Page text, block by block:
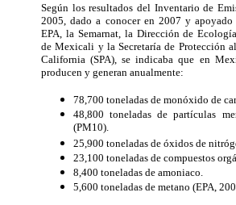
Según los resultados del Inventario de
2005, dado a conocer en 2007 y apoyado
EPA, la Semarnat, la Dirección de
de Mexicali y la Secretaría de Protección
California (SPA), se indicaba que en
producen y generan anualmente:
78,700 toneladas de monóxido de
48,800 toneladas de partículas
(PM10).
25,900 toneladas de óxidos de
23,100 toneladas de compuestos
8,400 toneladas de amoniaco.
5,600 toneladas de metano (EPA,